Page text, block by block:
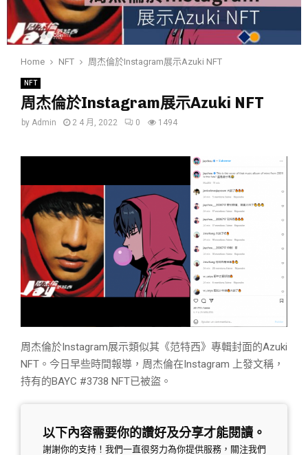
Home NFT 周杰倫於Instagram展示Azuki NFT
NFT
周杰倫於Instagram展示Azuki NFT
by Admin 2 4 月, 2022 0 1494
周杰倫於Instagram展示類似其《范特西》專輯封面的Azuki
NFT 。今日早些時間報導，周杰倫在Instagram 上發文稱，
持有的BAYC #3738 NFT已被盜。
以下內容需要你的讚好及分享才能閱讀。
謝謝你的支持！我們一直很努力為你提供服務，關注我們